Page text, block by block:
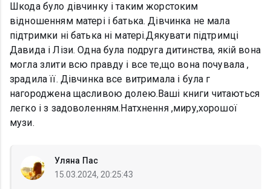
Шкода було дівчинку і таким жорстоким
відношенням матері і батька. Дівчинка не мала
підтримки ні батька ні матері.Дякувати підтримці
Давида і Лізи. Одна була подруга дитинства, якій вона
могла злити всю правду і все те,що вона почувала ,
зрадила її. Дівчинка все витримала і була г
нагороджена щасливою долею.Ваші книги читаються
легко і з задоволенням.Натхнення ,миру,хорошої
музи.
Уляна Пас
15.03.2024, 20:25:43